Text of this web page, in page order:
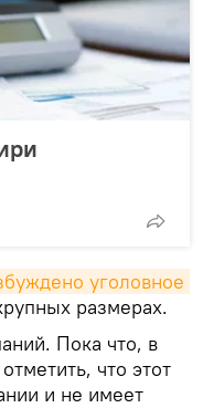
уголовное
размерах.
Пока что, в
что этот
и не имеет